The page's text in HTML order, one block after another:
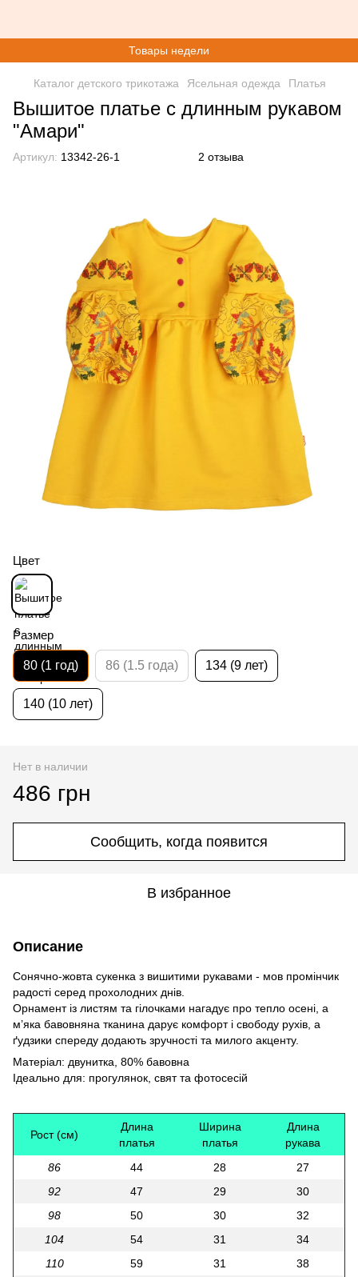
Товары недели
Каталог детского трикотажа Ясельная одежда Платья
Вышитое платье с длинным рукавом
"Амари"
Артикул: 13342-26-1 2 отзыва
Цвет
Размер
80 (1 год) 86 (1.5 года) 134 (9 лет)
140 (10 лет)
Нет в наличии
486 грн
Сообщить, когда появится
В избранное
Описание
Сонячно-жовта сукенка з вишитими рукавами - мов промінчик
радості серед прохолодних днів.
Орнамент із листям та гілочками нагадує про тепло осені, а
м’яка бавовняна тканина дарує комфорт і свободу рухів, а
ґудзики спереду додають зручності та милого акценту.
Матеріал: двунитка, 80% бавовна
Ідеально для: прогулянок, свят та фотосесій
Рост (см)
Длина
платья
Ширина
платья
Длина
рукава
86
44 28
27
92
47 29
30
98
50 30
32
104
54 31
34
110
59 31
38